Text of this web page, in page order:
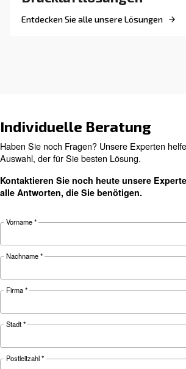
Kosten für
eines
Originalteilen für